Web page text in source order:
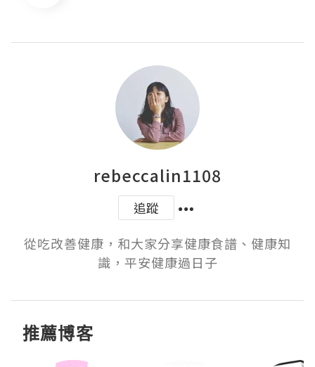
rebeccalin1108
追蹤
從吃改善健康，和大家分享健康食譜、健康知
識，平安健康過日子
推薦博客